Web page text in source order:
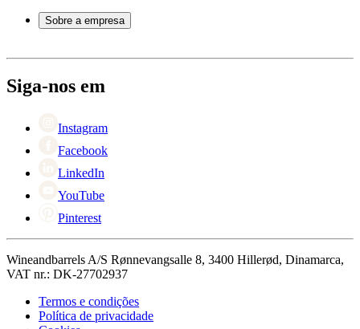
Atendimento
Pagamento
Retorno
Sobre a empresa
Black Friday
Singles Day
Siga-nos em
Instagram
Facebook
LinkedIn
YouTube
Pinterest
Wineandbarrels A/S Rønnevangsalle 8, 3400 Hillerød, Dinamarca,
VAT nr.: DK-27702937
Termos e condições
Política de privacidade